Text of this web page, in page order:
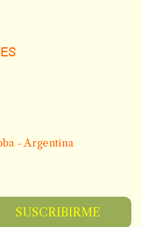
- Argentina
SUSCRIBIRME